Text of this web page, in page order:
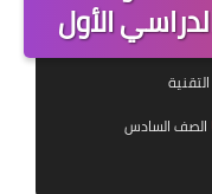
الأول
الصف السادس